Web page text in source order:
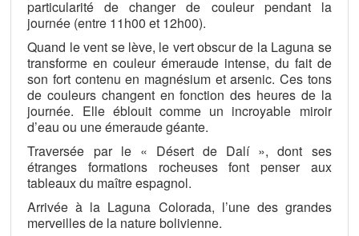
particularité de changer de couleur pendant la
journée (entre 11h00 et 12h00).
Quand le vent se lève, le vert obscur de la Laguna se
transforme en couleur émeraude intense, du fait de
son fort contenu en magnésium et arsenic. Ces tons
de couleurs changent en fonction des heures de la
journée. Elle éblouit comme un incroyable miroir
d’eau ou une émeraude géante.
Traversée par le « Désert de Dalí », dont ses
étranges formations rocheuses font penser aux
tableaux du maître espagnol.
Arrivée à la Laguna Colorada, l’une des grandes
merveilles de la nature bolivienne.